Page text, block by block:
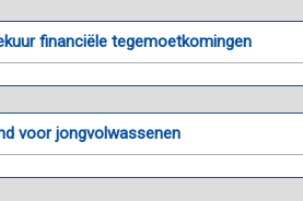
financiële tegemoetkomingen
voor jongvolwassenen